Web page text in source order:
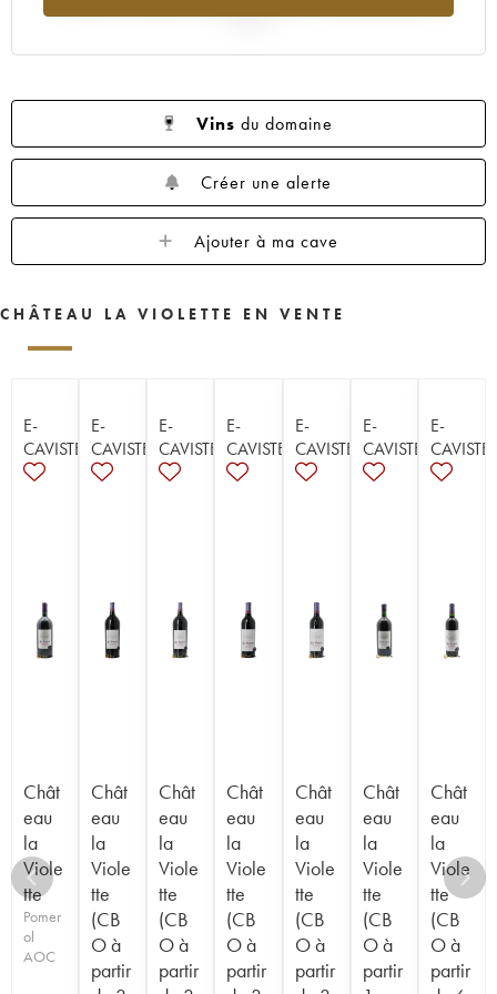
Vins du domaine
Créer une alerte
Ajouter à ma cave
CHÂTEAU LA VIOLETTE EN VENTE
E-
CAVISTE
Chât
eau
la
Viole
tte
Pomer
ol
AOC
E-
CAVISTE
Chât
eau
la
Viole
tte
(CB
O à
partir
E-
CAVISTE
Chât
eau
la
Viole
tte
(CB
O à
partir
E-
CAVISTE
Chât
eau
la
Viole
tte
(CB
O à
partir
E-
CAVISTE
Chât
eau
la
Viole
tte
(CB
O à
partir
E-
CAVISTE
Chât
eau
la
Viole
tte
(CB
O à
partir
E-
CAVISTE
Chât
eau
la
Viole
tte
(CB
O à
partir